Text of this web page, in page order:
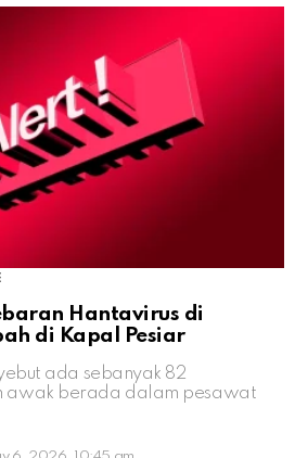
Hantavirus di
di Kapal Pesiar
ada sebanyak 82
awak berada dalam pesawat